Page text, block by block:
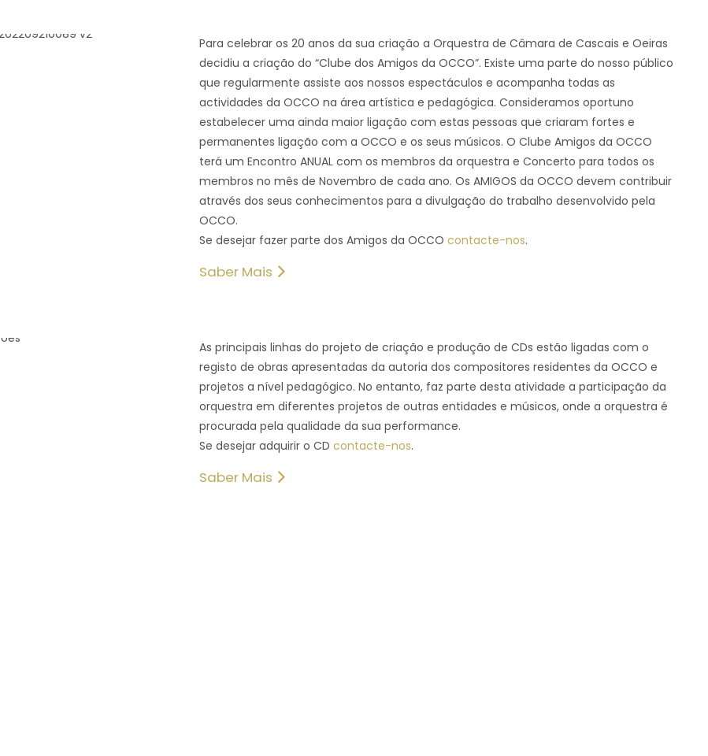
Para celebrar os 20 anos da sua criação a Orquestra de Câmara de Cascais e Oeiras
decidiu a criação do “Clube dos Amigos da OCCO”. Existe uma parte do nosso público
que regularmente assiste aos nossos espectáculos e acompanha todas as
actividades da OCCO na área artística e pedagógica. Consideramos oportuno
estabelecer uma ainda maior ligação com estas pessoas que criaram fortes e
permanentes ligação com a OCCO e os seus músicos. O Clube Amigos da OCCO
terá um Encontro ANUAL com os membros da orquestra e Concerto para todos os
membros no mês de Novembro de cada ano. Os AMIGOS da OCCO devem contribuir
através dos seus conhecimentos para a divulgação do trabalho desenvolvido pela
OCCO.
Se desejar fazer parte dos Amigos da OCCOcontacte-nos.
Saber Mais
As principais linhas do projeto de criação e produção de CDs estão ligadas com o
registo de obras apresentadas da autoria dos compositores residentes da OCCO e
projetos a nível pedagógico. No entanto, faz parte desta atividade a participação da
orquestra em diferentes projetos de outras entidades e músicos, onde a orquestra é
procurada pela qualidade da sua performance.
Se desejar adquirir o CDcontacte-nos.
Saber Mais